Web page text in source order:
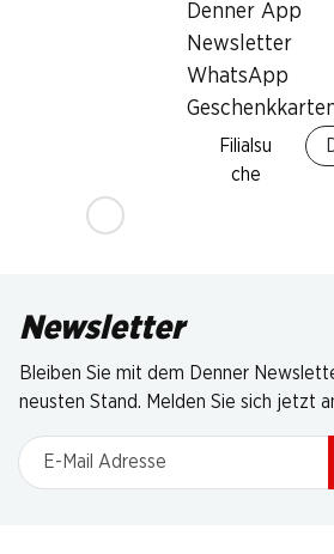
Denner App
Newsletter
WhatsApp
Filialsu
che
Newsletter
Bleiben Sie mit dem Denner
neusten Stand. Melden Sie sich jetzt
E-Mail Adresse